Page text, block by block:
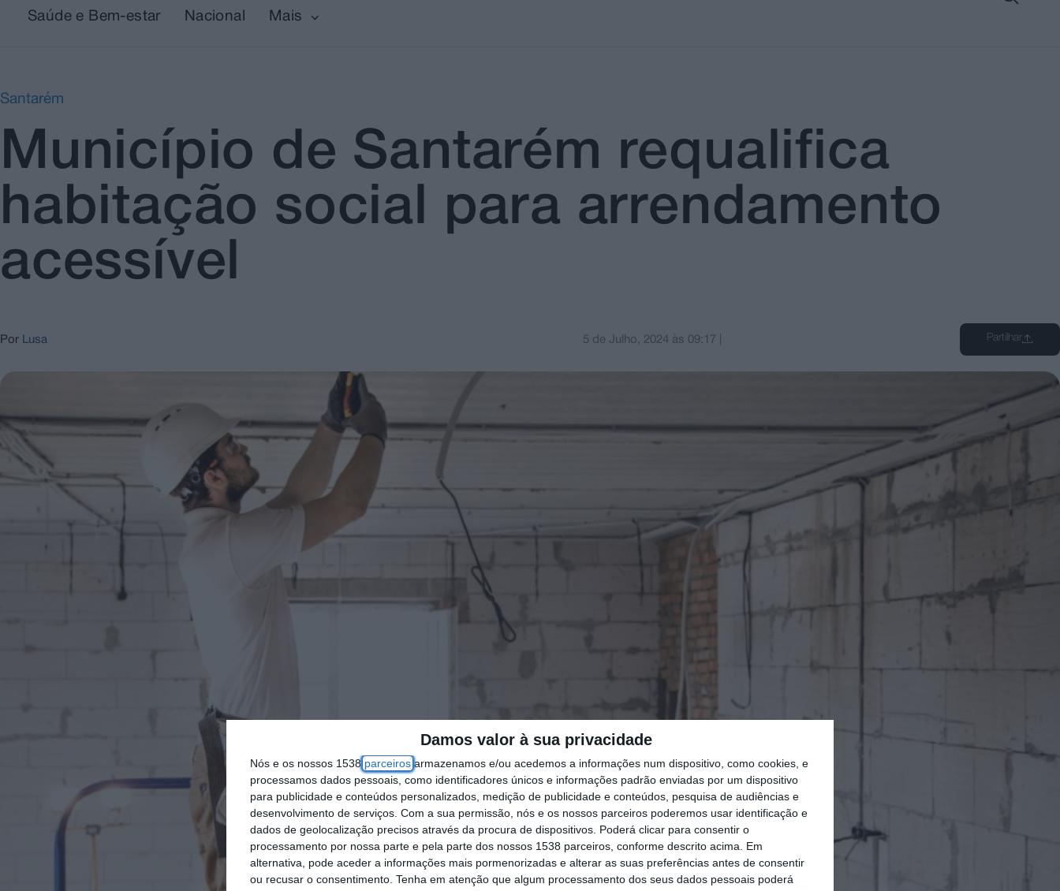
Damos valor à sua privacidade
Nós e os nossos 1538parceirosarmazenamos e/ou acedemos a informações num dispositivo, como cookies, e
processamos dados pessoais, como identificadores únicos e informações padrão enviadas por um dispositivo
para publicidade e conteúdos personalizados, medição de publicidade e conteúdos, pesquisa de audiências e
desenvolvimento de serviços. Com a sua permissão, nós e os nossos parceiros poderemos usar identificação e
dados de geolocalização precisos através da procura de dispositivos. Poderá clicar para consentir o
processamento por nossa parte e pela parte dos nossos 1538 parceiros, conforme descrito acima. Em
alternativa, pode aceder a informações mais pormenorizadas e alterar as suas preferências antes de consentir
ou recusar o consentimento. Tenha em atenção que algum processamento dos seus dados pessoais poderá
Saúde e Bem-estar Nacional Mais
Santarém
Município de Santarém requalifica
habitação social para arrendamento
acessível
Por Lusa 5 de Julho, 2024 às 09:17 Partilhar